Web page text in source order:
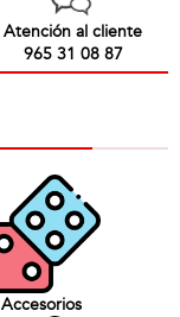
Atención al cliente
965 31 08 87
Accesorios